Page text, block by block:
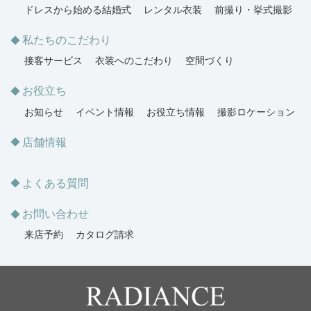
ドレスから始める結婚式 レンタル衣装 前撮り・挙式撮影
私たちのこだわり
接客サービス 衣装へのこだわり 空間づくり
お役立ち
お知らせ イベント情報 お役立ち情報 撮影ロケーション
店舗情報
よくある質問
お問い合わせ
来店予約 カタログ請求